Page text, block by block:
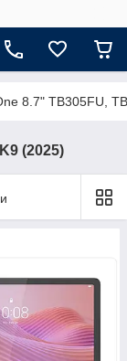
8.7" TB305FU,
(2025)